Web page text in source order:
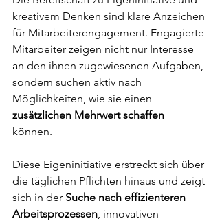
kreativem Denken sind klare Anzeichen
für Mitarbeiterengagement. Engagierte
Mitarbeiter zeigen nicht nur Interesse
an den ihnen zugewiesenen Aufgaben,
sondern suchen aktiv nach
Möglichkeiten, wie sie einen
zusätzlichen Mehrwert schaffen
können.
Diese Eigeninitiative erstreckt sich über
die täglichen Pflichten hinaus und zeigt
sich in der Suche nach effizienteren
Arbeitsprozessen, innovativen